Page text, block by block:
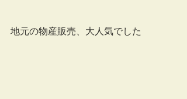
地元の物産販売、大人気でした